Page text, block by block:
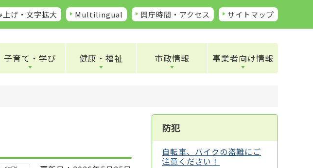
上げ・文字拡大 Multilingual 開庁時間・アクセス サイトマップ
子育て・学び 健康・福祉 市政情報 事業者向け情報
防犯
自転車、バイクの盗難にご
注意ください！